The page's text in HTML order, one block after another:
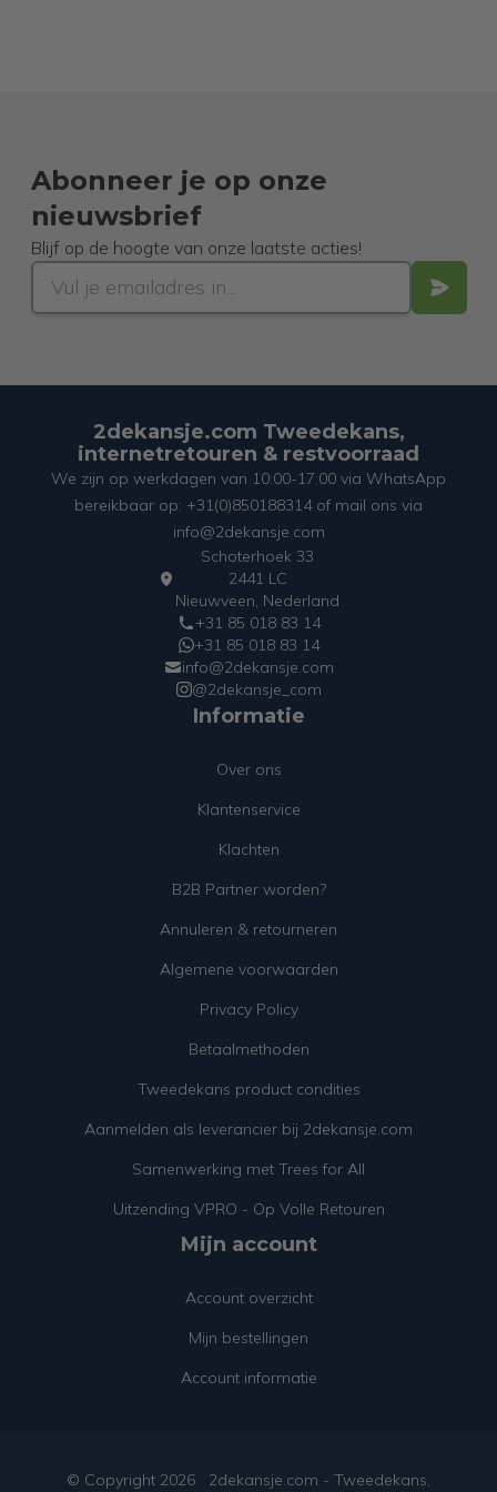
Abonneer je op onze
nieuwsbrief
Blijf op de hoogte van onze laatste acties!
2dekansje.com Tweedekans,
internetretouren & restvoorraad
We zijn op werkdagen van 10:00-17:00 via WhatsApp
bereikbaar op: +31(0)850188314 of mail ons via
info@2dekansje.com
Schoterhoek 33
2441 LC
Nieuwveen, Nederland
+31 85 018 83 14
+31 85 018 83 14
info@2dekansje.com
@2dekansje_com
Informatie
Over ons
Klantenservice
Klachten
B2B Partner worden?
Annuleren & retourneren
Algemene voorwaarden
Privacy Policy
Betaalmethoden
Tweedekans product condities
Aanmelden als leverancier bij 2dekansje.com
Samenwerking met Trees for All
Uitzending VPRO - Op Volle Retouren
Mijn account
Account overzicht
Mijn bestellingen
Account informatie
© Copyright 2026 2dekansje.com - Tweedekans,